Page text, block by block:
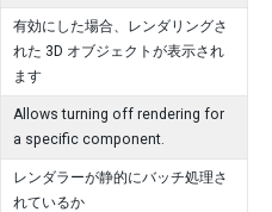
有効にした場合、レンダリングさ
れた 3D オブジェクトが表示され
ます
Allows turning off rendering for
a specific component.
レンダラーが静的にバッチ処理さ
れているか